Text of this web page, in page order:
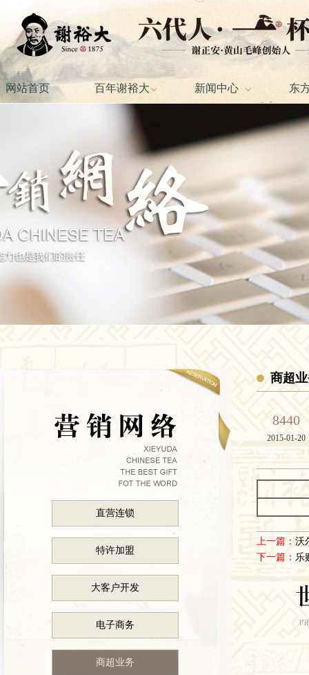
网站首页 百年谢裕大 新闻中心 东
直营连锁
特许加盟
大客户开发
电子商务
商超业务
商超
8440
2015-01-20
上一篇： 沃
下一篇： 乐